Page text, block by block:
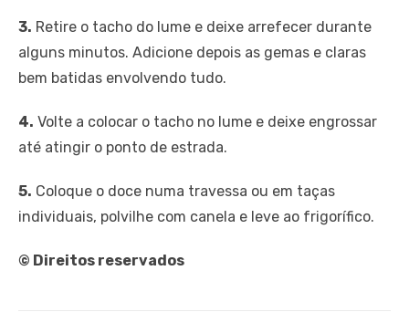
3. Retire o tacho do lume e deixe arrefecer durante
alguns minutos. Adicione depois as gemas e claras
bem batidas envolvendo tudo.
4. Volte a colocar o tacho no lume e deixe engrossar
até atingir o ponto de estrada.
5. Coloque o doce numa travessa ou em taças
individuais, polvilhe com canela e leve ao frigorífico.
© Direitos reservados